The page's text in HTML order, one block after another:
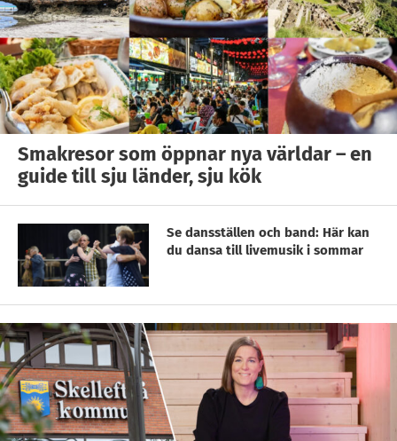
Smakresor som öppnar nya världar – en
guide till sju länder, sju kök
Se dansställen och band: Här kan
du dansa till livemusik i sommar